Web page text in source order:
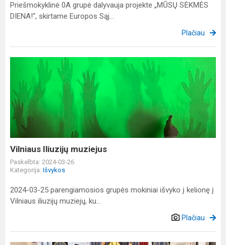
Priešmokyklinė 0A grupė dalyvauja projekte „MŪSŲ SĖKMĖS
DIENA!“, skirtame Europos Sąj...
Plačiau
muziejus
Vilniaus Iliuzijų muziejus
Paskelbta: 2024-03-26
Kategorija: Išvykos
2024-03-25 parengiamosios grupės mokiniai išvyko į kelionę į
Vilniaus iliuzijų muziejų, ku...
Plačiau